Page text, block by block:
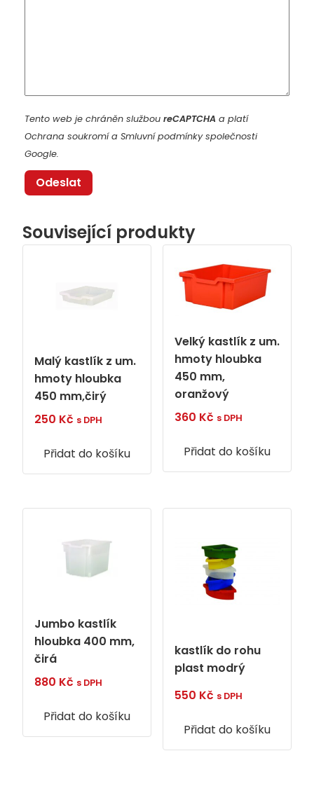
Tento web je chráněn službou reCAPTCHA a platí
Ochrana soukromía Smluvní podmínkyspolečnosti
Google.
Související produkty
Malý kastlík z um.
hmoty hloubka
450 mm,čirý
250 Kč s DPH
Přidat do košíku
Velký kastlík z um.
hmoty hloubka
450 mm,
oranžový
360 Kč s DPH
Přidat do košíku
Jumbo kastlík
hloubka 400 mm,
čirá
880 Kč s DPH
Přidat do košíku
kastlík do rohu
plast modrý
550 Kč s DPH
Přidat do košíku